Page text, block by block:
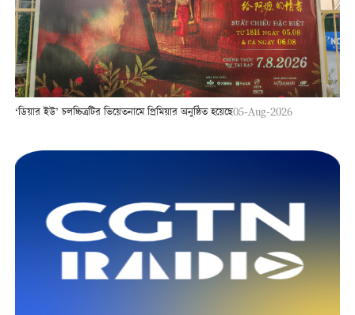
‘ডিয়ার ইউ’ চলচ্চিত্রটির ভিয়েতনামে প্রিমিয়ার অনুষ্ঠিত হয়েছে05-Aug-2026